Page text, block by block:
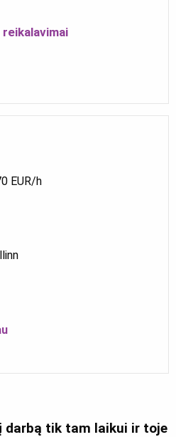
EUR/h
darbą tik tam laikui ir toje